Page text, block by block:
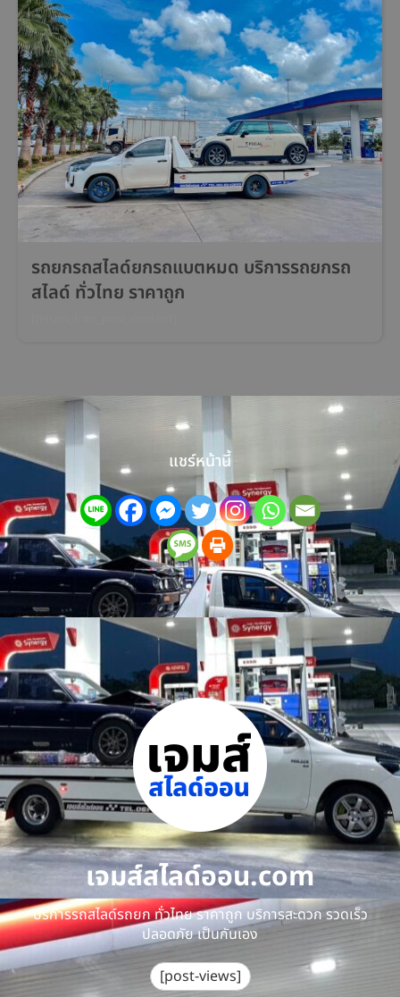
รถยกรถสไลด์ยกรถแบตหมด บริการรถยกรถ
สไลด์ ทั่วไทย ราคาถูก
แชร์หน้านี้
เจมส์สไลด์ออน.com
บริการรถสไลด์รถยก ทั่วไทย ราคาถูก บริการสะดวก รวดเร็ว
ปลอดภัย เป็นกันเอง
[post-views]